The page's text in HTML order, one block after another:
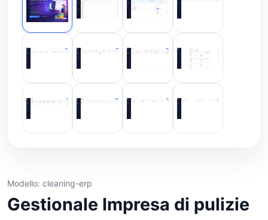
Modello: cleaning-erp
Gestionale Impresa di pulizie